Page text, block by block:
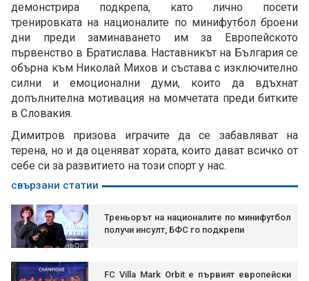
демонстрира подкрепа, като лично посети
тренировката на националите по минифутбол броени
дни преди заминаването им за Европейското
първенство в Братислава. Наставникът на България се
обърна към Николай Михов и състава с изключително
силни и емоционални думи, които да вдъхнат
допълнителна мотивация на момчетата преди битките
в Словакия.
Димитров призова играчите да се забавляват на
терена, но и да оценяват хората, които дават всичко от
себе си за развитието на този спорт у нас.
свързани статии
Треньорът на националите по минифутбол
получи инсулт, БФС го подкрепи
FC Villa Mark Orbit е първият европейски